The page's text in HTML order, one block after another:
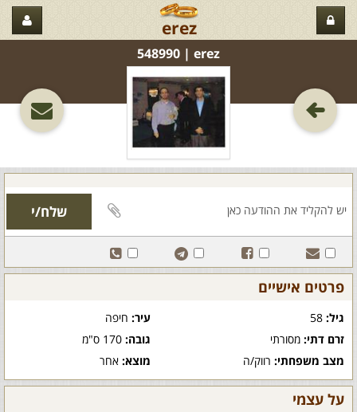
erez
erez‏ | 548990
פרטים אישיים
גיל: עיר:חיפה
זרם דתי: מסורתי גובה:170 ס"מ
מצב משפחתי: רווק/ה מוצא:אחר
על עצמי